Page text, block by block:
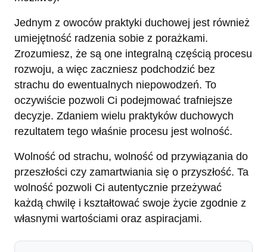
Jednym z owoców praktyki duchowej jest również
umiejętność radzenia sobie z porażkami.
Zrozumiesz, że są one integralną częścią procesu
rozwoju, a więc zaczniesz podchodzić bez
strachu do ewentualnych niepowodzeń. To
oczywiście pozwoli Ci podejmować trafniejsze
decyzje. Zdaniem wielu praktyków duchowych
rezultatem tego właśnie procesu jest wolność.
Wolność od strachu, wolność od przywiązania do
przeszłości czy zamartwiania się o przyszłość. Ta
wolność pozwoli Ci autentycznie przeżywać
każdą chwilę i kształtować swoje życie zgodnie z
własnymi wartościami oraz aspiracjami.